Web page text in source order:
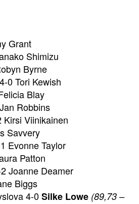
Grant
Shimizu
Byrne
0 Tori Kewish
Blay
Robbins
Kirsi Viinikainen
Savvery
Evonne Taylor
Patton
Joanne Deamer
Biggs
4-0Silke Lowe (89,73 –